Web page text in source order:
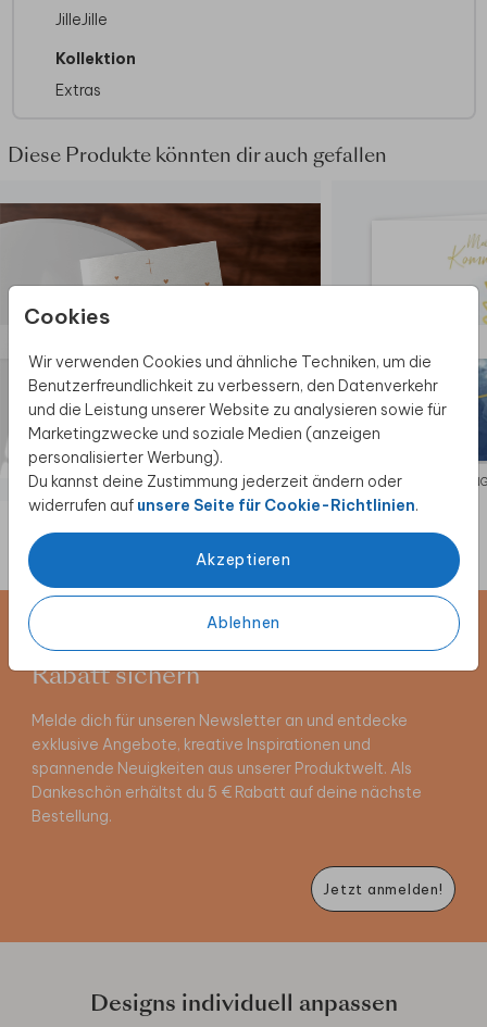
Cookies
Wir verwenden Cookies und ähnliche Techniken, um die
Benutzerfreundlichkeit zu verbessern, den Datenverkehr
und die Leistung unserer Website zu analysieren sowie für
Marketingzwecke und soziale Medien (anzeigen
personalisierter Werbung).
Du kannst deine Zustimmung jederzeit ändern oder
widerrufen auf unsere Seite für Cookie-Richtlinien.
Akzeptieren
Ablehnen
JilleJille
Kollektion
Extras
Diese Produkte könnten dir auch gefallen
KIRCHENHEFT
Newsletter abonnieren und 5 €
Rabatt sichern
Melde dich für unseren Newsletter an und entdecke
exklusive Angebote, kreative Inspirationen und
spannende Neuigkeiten aus unserer Produktwelt. Als
Dankeschön erhältst du 5 € Rabatt auf deine nächste
Bestellung.
Jetzt anmelden!
Designs individuell anpassen